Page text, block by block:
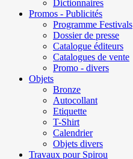
Dictionnaires
Promos - Publicités
Programme Festivals
Dossier de presse
Catalogue éditeurs
Catalogues de vente
Promo - divers
Objets
Bronze
Autocollant
Etiquette
T-Shirt
Calendrier
Objets divers
Travaux pour Spirou